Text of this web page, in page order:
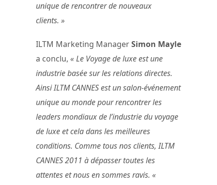
unique de rencontrer de nouveaux
clients. »
ILTM Marketing ManagerSimon Mayle
a conclu, « Le Voyage de luxe est une
industrie basée sur les relations directes.
Ainsi ILTM CANNES est un salon-événement
unique au monde pour rencontrer les
leaders mondiaux de l’industrie du voyage
de luxe et cela dans les meilleures
conditions. Comme tous nos clients, ILTM
CANNES 2011 à dépasser toutes les
attentes et nous en sommes ravis. «